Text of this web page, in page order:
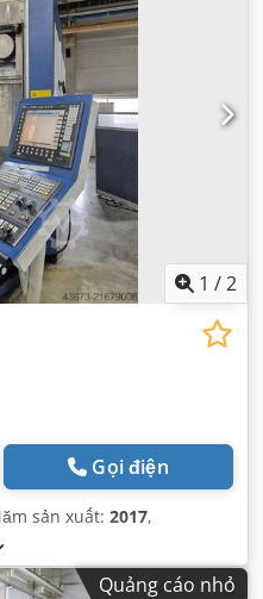
1 /2
Gọi điện
sản xuất: 2017,
Quảng cáo nhỏ